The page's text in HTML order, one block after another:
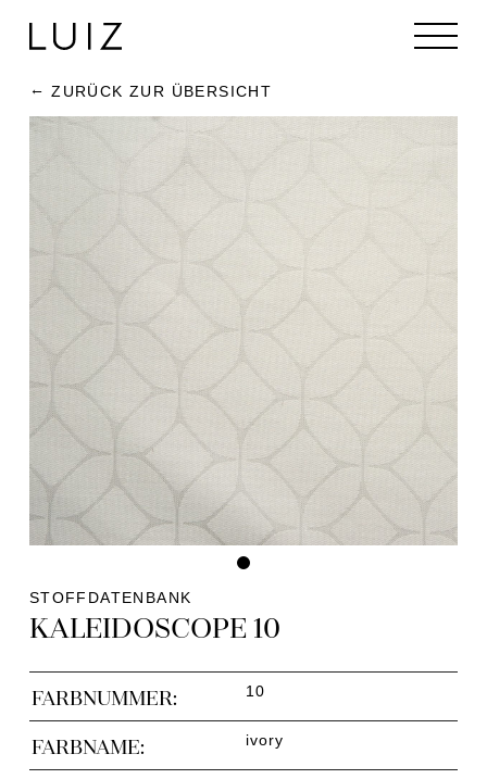
ZURÜCK ZUR ÜBERSICHT
STOFFDATENBANK
KALEIDOSCOPE 10
FARBNUMMER: 10
FARBNAME: ivory